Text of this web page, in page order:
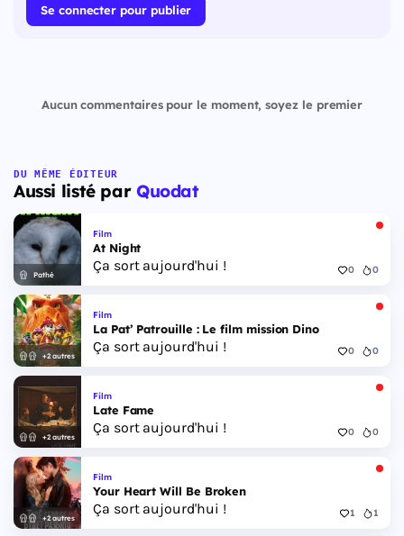
Se connecter pour publier
Aucun commentaires pour le moment, soyez le premier
DU MÊME ÉDITEUR
Aussi listé par Quodat
Pathé
Film
At Night
Ça sort aujourd'hui ! 0 0
+2 autres
Film
La Pat’ Patrouille : Le film mission Dino
Ça sort aujourd'hui ! 0 0
+2 autres
Film
Late Fame
Ça sort aujourd'hui ! 0 0
+2 autres
Film
Your Heart Will Be Broken
Ça sort aujourd'hui ! 1 1